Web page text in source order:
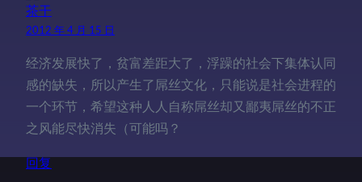
茶干
2012 年 4 月 15 日
经济发展快了，贫富差距大了，浮躁的社会下集体认同
感的缺失，所以产生了屌丝文化，只能说是社会进程的
一个环节，希望这种人人自称屌丝却又鄙夷屌丝的不正
之风能尽快消失（可能吗？
回复